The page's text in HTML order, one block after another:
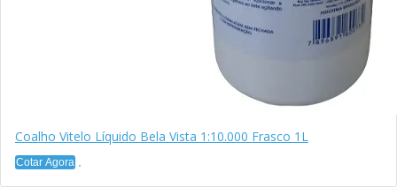
Coalho Vitelo Líquido Bela Vista 1:10.000 Frasco 1L
Cotar Agora